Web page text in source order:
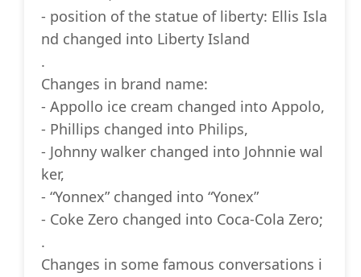
- position of the statue of liberty: Ellis Isla
nd changed into Liberty Island
.
Changes in brand name:
- Appollo ice cream changed into Appolo,
- Phillips changed into Philips,
- Johnny walker changed into Johnnie wal
ker,
- “Yonnex” changed into “Yonex”
- Coke Zero changed into Coca-Cola Zero;
.
Changes in some famous conversations i